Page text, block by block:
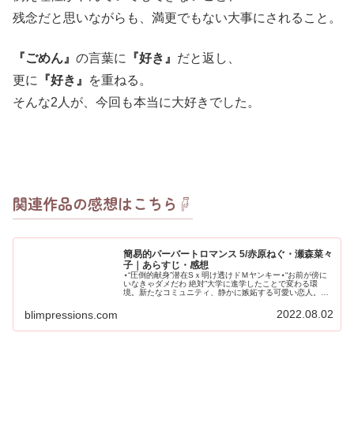
残念だと思いながらも、満更でもない大事にされること。
『ごめん』 の言葉に 『好き』 だと返し、
更に
『好き』
を重ねる。
そんな2人が、今回も本当に大好きでした。
関連作品の感想はこちら☟
簡易的パーバートロマンス 5/赤原ねぐ・瀬森菜々
子｜あらすじ・感想
⋆“圧倒的献身”潜在Sｘ明け透けドＭヤンキー⋆“お前が傍に
いなきゃダメだわ 絶対”大学に進学したことで変わる環
境。新たなコミュニティ、静かに嫉妬する可愛い恋人。そ
blimpressions.com 2022.08.02